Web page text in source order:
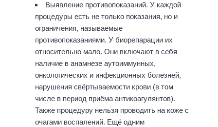
Выявление противопоказаний. У каждой
процедуры есть не только показания, но и
ограничения, называемые
противопоказаниями. У биорепарации их
относительно мало. Они включают в себя
наличие в анамнезе аутоиммунных,
онкологических и инфекционных болезней,
нарушения свёртываемости крови (в том
числе в период приёма антикоагулянтов).
Также процедуру нельзя проводить на коже с
очагами воспалений. Ещё одним